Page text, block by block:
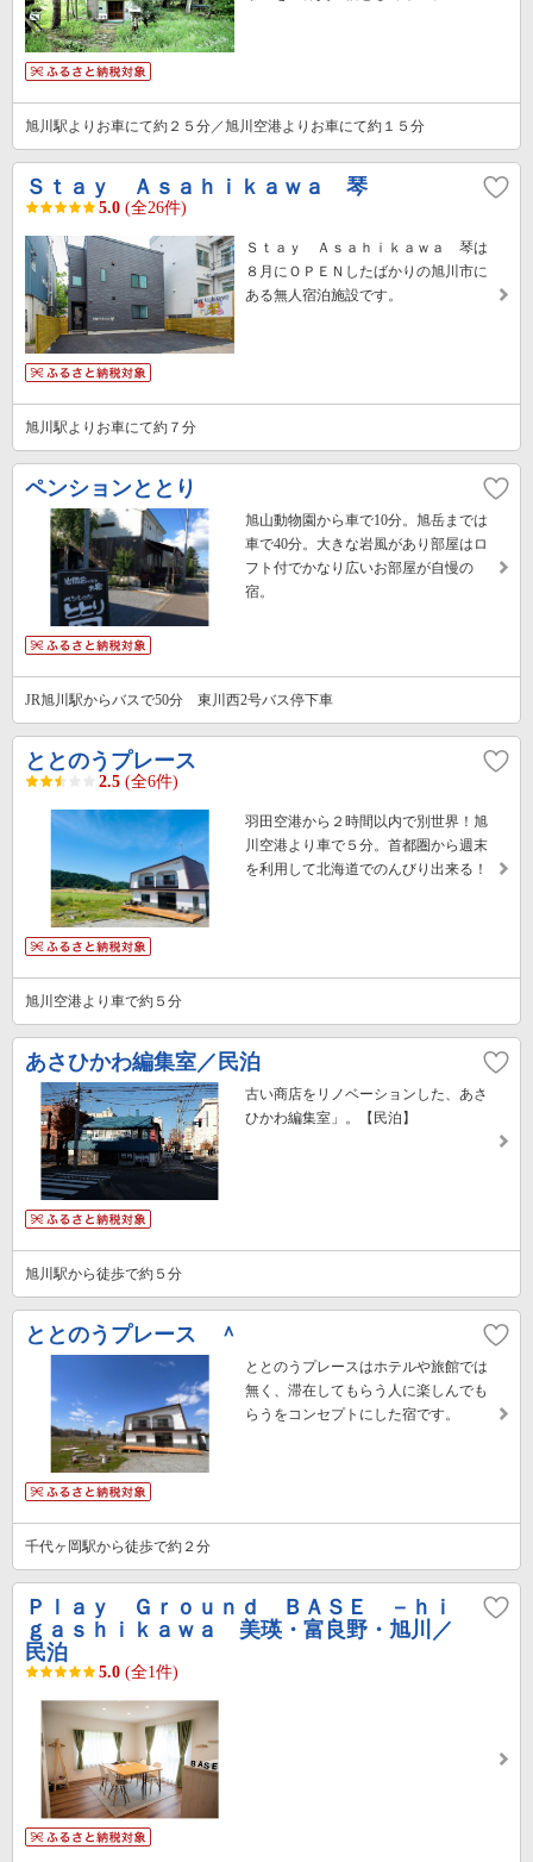
旭川駅よりお車にて約２５分／旭川空港よりお車にて約１５分
Ｓｔａｙ Ａｓａｈｉｋａｗａ 琴
5.0 (全26件)
Ｓｔａｙ Ａｓａｈｉｋａｗａ 琴は
８月にＯＰＥＮしたばかりの旭川市に
ある無人宿泊施設です。
旭川駅よりお車にて約７分
ペンションととり
旭山動物園から車で10分。旭岳までは
車で40分。大きな岩風があり部屋はロ
フト付でかなり広いお部屋が自慢の
宿。
JR旭川駅からバスで50分 東川西2号バス停下車
ととのうプレース
2.5 (全6件)
羽田空港から２時間以内で別世界！旭
川空港より車で５分。首都圏から週末
を利用して北海道でのんびり出来る！
旭川空港より車で約５分
あさひかわ編集室／民泊
古い商店をリノベーションした、あさ
ひかわ編集室」。【民泊】
旭川駅から徒歩で約５分
ととのうプレース ＾
ととのうプレースはホテルや旅館では
無く、滞在してもらう人に楽しんでも
らうをコンセプトにした宿です。
千代ヶ岡駅から徒歩で約２分
Ｐｌａｙ Ｇｒｏｕｎｄ ＢＡＳＥ －ｈｉ
ｇａｓｈｉｋａｗａ 美瑛・富良野・旭川／
民泊
5.0 (全1件)